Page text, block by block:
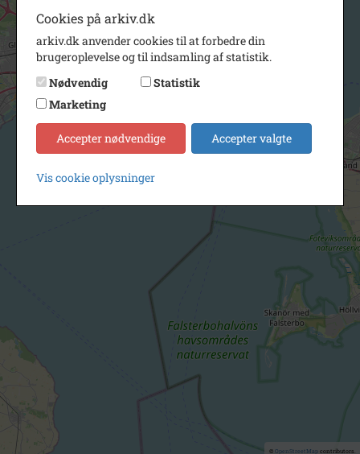
© OpenStreetMapcontributors.
Cookies på arkiv.dk
arkiv.dk anvender cookies til at forbedre din
brugeroplevelse og til indsamling af statistik.
Nødvendig
Statistik
Marketing
Accepter nødvendige Accepter valgte
Vis cookie oplysninger